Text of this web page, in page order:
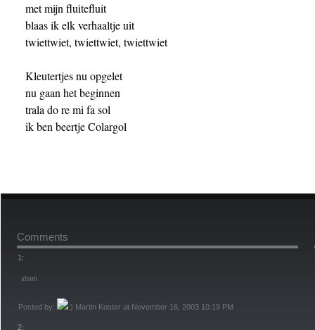
met mijn fluitefluit
blaas ik elk verhaaltje uit
twiettwiet, twiettwiet, twiettwiet
Kleutertjes nu opgelet
nu gaan het beginnen
trala do re mi fa sol
Comments
1:
ahum
Posted by: Martin Koster at November 16, 2003 10:19 PM
2: